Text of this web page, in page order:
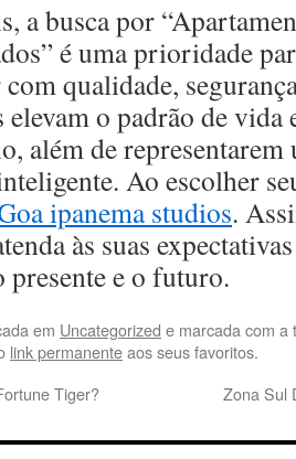
a busca por
é uma prioridade
qualidade,
elevam o padrão de
além de representarem
Ao escolher
ipanema studios.
às suas
presente e o futuro.
em Uncategorized e marcada com
link permanenteaos seus favoritos.
Tiger? Zona Sul